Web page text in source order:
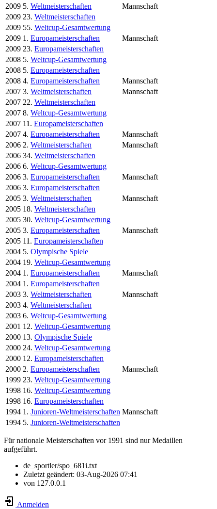
2009 5. Weltmeisterschaften
Mannschaft
2009 23. Weltmeisterschaften
2009 55. Weltcup-Gesamtwertung
2009 1. Europameisterschaften
Mannschaft
2009 23. Europameisterschaften
2008 5. Weltcup-Gesamtwertung
2008 5. Europameisterschaften
2008 4. Europameisterschaften
Mannschaft
2007 3. Weltmeisterschaften
Mannschaft
2007 22. Weltmeisterschaften
2007 8. Weltcup-Gesamtwertung
2007 11. Europameisterschaften
2007 4. Europameisterschaften
Mannschaft
2006 2. Weltmeisterschaften
Mannschaft
2006 34. Weltmeisterschaften
2006 6. Weltcup-Gesamtwertung
2006 3. Europameisterschaften
Mannschaft
2006 3. Europameisterschaften
2005 3. Weltmeisterschaften
Mannschaft
2005 18. Weltmeisterschaften
2005 30. Weltcup-Gesamtwertung
2005 3. Europameisterschaften
Mannschaft
2005 11. Europameisterschaften
2004 5. Olympische Spiele
2004 19. Weltcup-Gesamtwertung
2004 1. Europameisterschaften
Mannschaft
2004 1. Europameisterschaften
2003 3. Weltmeisterschaften
Mannschaft
2003 4. Weltmeisterschaften
2003 6. Weltcup-Gesamtwertung
2001 12. Weltcup-Gesamtwertung
2000 13. Olympische Spiele
2000 24. Weltcup-Gesamtwertung
2000 12. Europameisterschaften
2000 2. Europameisterschaften
Mannschaft
1999 23. Weltcup-Gesamtwertung
1998 16. Weltcup-Gesamtwertung
1998 16. Europameisterschaften
1994 1. Junioren-Weltmeisterschaften Mannschaft
1994 5. Junioren-Weltmeisterschaften
Für nationale Meisterschaften vor 1991 sind nur Medaillen
aufgeführt.
de_sportler/spo_681i.txt
Zuletzt geändert: 03-Aug-2026 07:41
von 127.0.0.1
Anmelden